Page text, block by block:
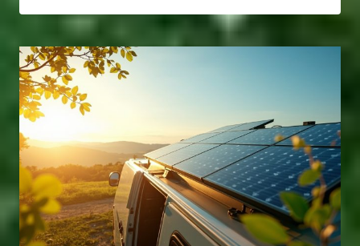
SOLAIRE
POUR
ALIMENTER
UN
AUTONOMIE